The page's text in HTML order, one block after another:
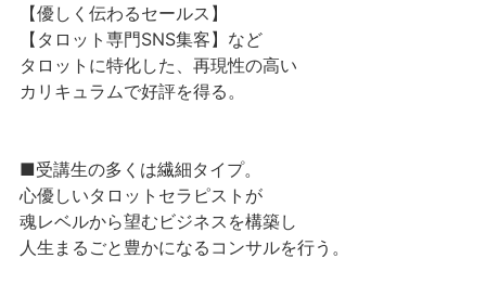
【優しく伝わるセールス】
【タロット専門SNS集客】など
タロットに特化した、再現性の高い
カリキュラムで好評を得る。
■受講生の多くは繊細タイプ。
心優しいタロットセラピストが
魂レベルから望むビジネスを構築し
人生まるごと豊かになるコンサルを行う。